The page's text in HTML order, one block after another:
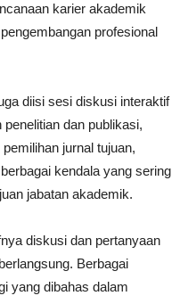
karier akademik
profesional
diisi sesi diskusi interaktif
dan publikasi,
jurnal tujuan,
kendala yang sering
jabatan akademik.
diskusi dan pertanyaan
Berbagai
yang dibahas dalam